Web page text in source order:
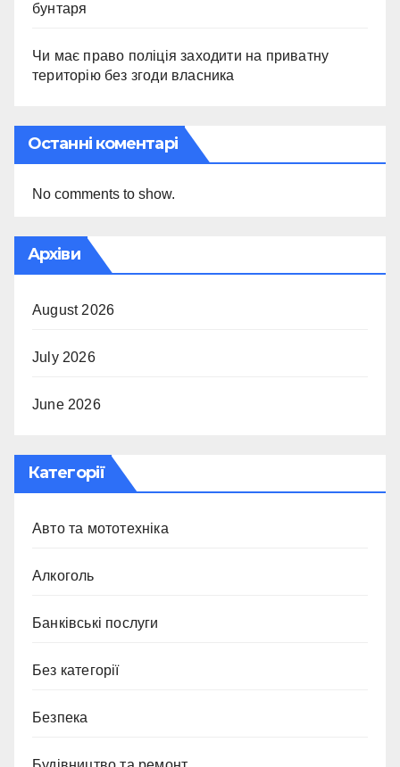
бунтаря
Чи має право поліція заходити на приватну
територію без згоди власника
Останні коментарі
No comments to show.
Архіви
August 2026
July 2026
June 2026
Категорії
Авто та мототехніка
Алкоголь
Банківські послуги
Без категорії
Безпека